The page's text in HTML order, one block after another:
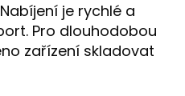
je rychlé a
Pro dlouhodobou
zařízení skladovat